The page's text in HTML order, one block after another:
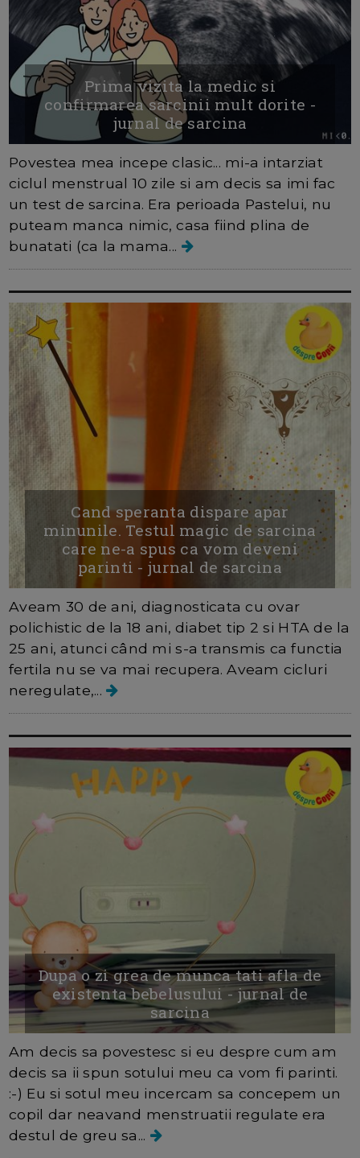
Prima vizita la medic si
confirmarea sarcinii mult dorite -
jurnal de sarcina
Povestea mea incepe clasic... mi-a intarziat
ciclul menstrual 10 zile si am decis sa imi fac
un test de sarcina. Era perioada Pastelui, nu
puteam manca nimic, casa fiind plina de
bunatati (ca la mama...
Cand speranta dispare apar
minunile. Testul magic de sarcina
care ne-a spus ca vom deveni
parinti - jurnal de sarcina
Aveam 30 de ani, diagnosticata cu ovar
polichistic de la 18 ani, diabet tip 2 si HTA de la
25 ani, atunci când mi s-a transmis ca functia
fertila nu se va mai recupera. Aveam cicluri
neregulate,...
Dupa o zi grea de munca tati afla de
existenta bebelusului - jurnal de
sarcina
Am decis sa povestesc si eu despre cum am
decis sa ii spun sotului meu ca vom fi parinti.
:-) Eu si sotul meu incercam sa concepem un
copil dar neavand menstruatii regulate era
destul de greu sa...